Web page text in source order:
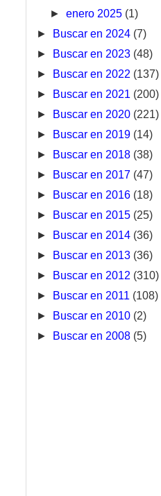
►enero 2025 (1)
►
Buscar en 2024 (7)
►
Buscar en 2023 (48)
►
Buscar en 2022 (137)
►
Buscar en 2021 (200)
►
Buscar en 2020 (221)
►
Buscar en 2019 (14)
►
Buscar en 2018 (38)
►
Buscar en 2017 (47)
►
Buscar en 2016 (18)
►
Buscar en 2015 (25)
►
Buscar en 2014 (36)
►
Buscar en 2013 (36)
►
Buscar en 2012 (310)
►
Buscar en 2011 (108)
►
Buscar en 2010 (2)
►
Buscar en 2008 (5)